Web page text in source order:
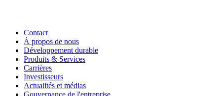
Contact
À propos de nous
Développement durable
Produits & Services
Carrières
Investisseurs
Actualités et médias
Gouvernance de l'entreprise